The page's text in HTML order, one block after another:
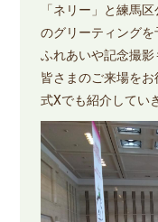
「ネリー」と練馬
のグリーティング
ふれあいや記念撮影
皆さまのご来場を
式Xでも紹介してい